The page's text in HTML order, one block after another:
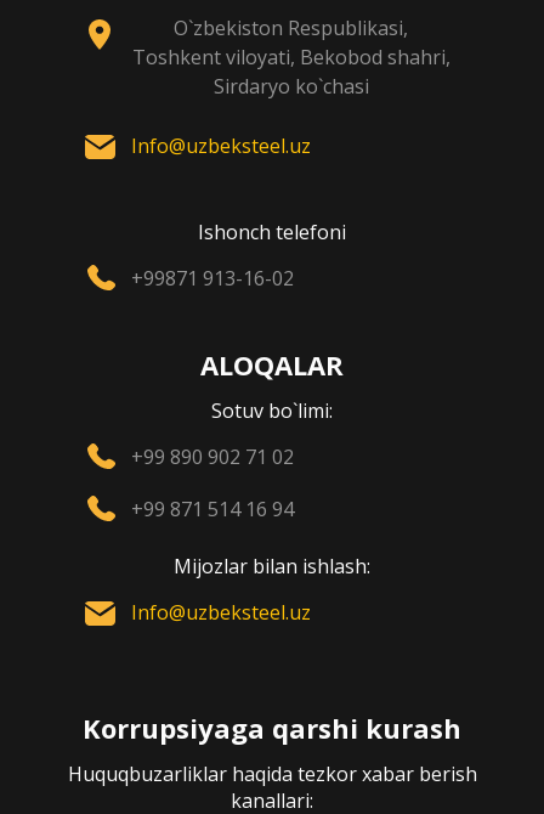
O`zbekiston Respublikasi,
Toshkent viloyati, Bekobod shahri,
Sirdaryo ko`chasi
Info@uzbeksteel.uz
Ishonch telefoni
+99871 913-16-02
ALOQALAR
Sotuv bo`limi:
+99 890 902 71 02
+99 871 514 16 94
Mijozlar bilan ishlash:
Info@uzbeksteel.uz
Korrupsiyaga qarshi kurash
Huquqbuzarliklar haqida tezkor xabar berish
kanallari: